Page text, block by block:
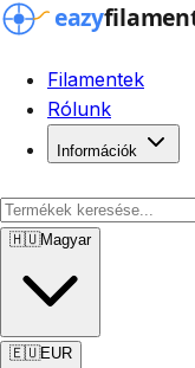
Filamentek
Rólunk
Információk
🇭🇺Magyar
🇪🇺EUR